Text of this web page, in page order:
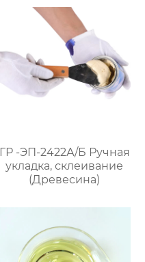
ГР -ЭП-2422А/Б Ручная
укладка, склеивание
(Древесина)